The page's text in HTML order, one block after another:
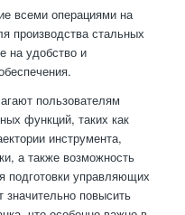
всеми операциями на
производства стальных
на удобство и
пользователям
функций, таких как
инструмента,
а также возможность
подготовки управляющих
повысить